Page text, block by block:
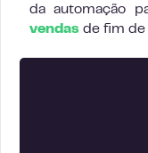
da automação
vendas de fim de